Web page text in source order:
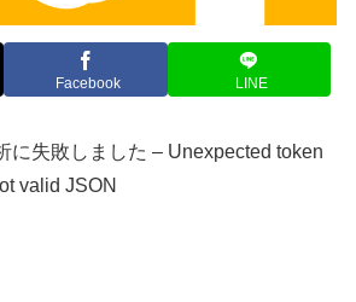
Facebook LINE
に失敗しました – Unexpected token
valid JSON